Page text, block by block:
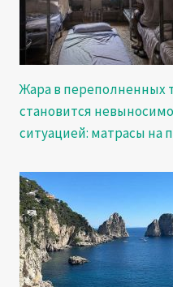
Жара в переполненных
становится
ситуацией: матрасы на